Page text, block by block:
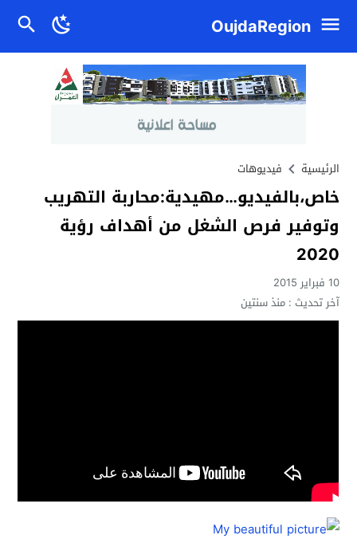
OujdaRegion
الرئيسية فيديوهات
خاص،بالفيديو…مهيدية:محاربة التهريب
وتوفير فرص الشغل من أهداف رؤية
2020
10 فبراير 2015
آخر تحديث :منذ سنتين